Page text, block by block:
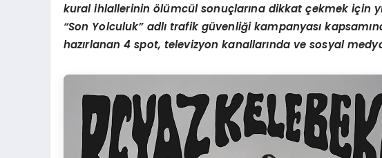
kural ihlallerininölümcül sonuçlarına dikkat çekmek için
“Son Yolculuk” adlı trafik güvenliği kampanyası
hazırlanan 4 spot, televizyon kanallarında ve sosyal